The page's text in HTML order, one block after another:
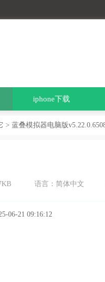
iphone下载
> 蓝叠模拟器电脑版
语言：简体中文
06-21 09:16:12